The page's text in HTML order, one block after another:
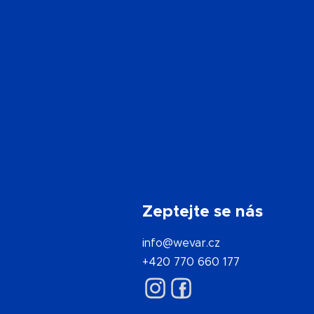
Zeptejte se nás
info@wevar.cz
+420 770 660 177